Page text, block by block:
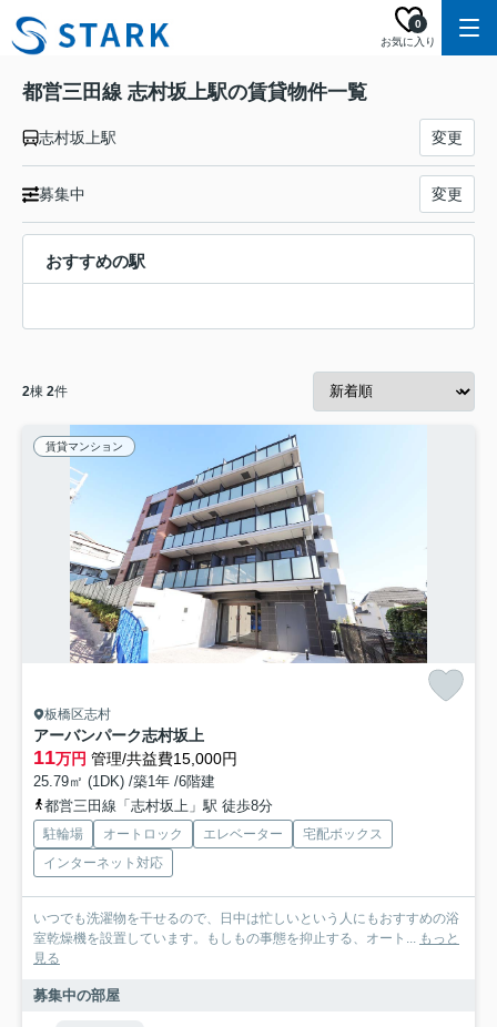
お気に入り
0
都営三田線 志村坂上駅の賃貸物件一覧
志村坂上駅 変更
募集中 変更
おすすめの駅
2棟 2件
賃貸マンション
板橋区志村
アーバンパーク志村坂上
11万円 管理/共益費15,000円
25.79㎡ (1DK) /築1年 /6階建
都営三田線「志村坂上」駅 徒歩8分
駐輪場 オートロック エレベーター
宅配ボックス
インターネット対応
いつでも洗濯物を干せるので、日中は忙しいという人にもおすすめの浴
室乾燥機を設置しています。もしもの事態を抑止する、オート... もっと
見る
募集中の部屋